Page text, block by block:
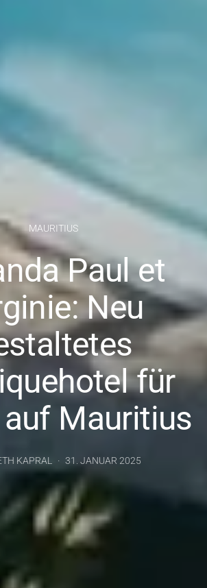
MAURITIUS
Paul et
Neu
für
auf Mauritius
KAPRAL 31. JANUAR 2025